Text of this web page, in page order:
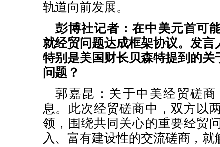
轨道向前发展。
彭博社记者：在中美元首可
就经贸问题达成框架协议。发言
特别是美国财长贝森特提到的关
问题？
郭嘉昆：关于中美经贸磋
息。此次经贸磋商中，双方以
领，围绕共同关心的重要经贸
入、富有建设性的交流磋商，